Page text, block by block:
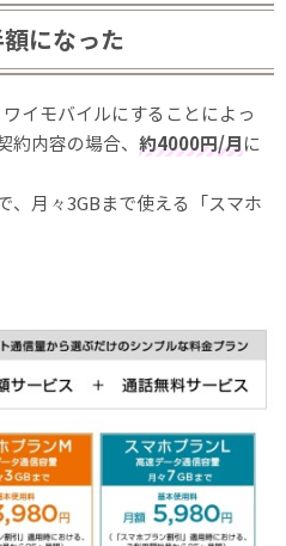
になった
イモバイルにすることによっ
内容の場合、 約4000円/月に
、月々3GBまで使える「スマホ